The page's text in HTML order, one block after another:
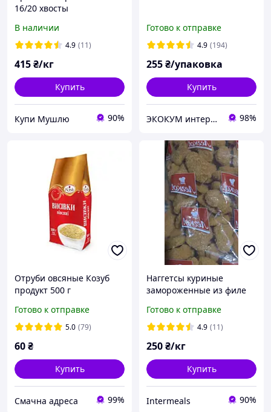
16/20 хвосты
В наличии
4.9 (11)
415₴/кг
Купить
Купи Мушлю 90%
Готово к отправке
4.9 (194)
255₴/упаковка
Купить
ЭКОКУМ интернет магазин 98%
Отруби овсяные Козуб
продукт 500 г
Готово к отправке
5.0 (79)
60₴
Купить
Смачна адреса 99%
Наггетсы куриные
замороженные из филе
Готово к отправке
4.9 (11)
250₴/кг
Купить
Intermeals 90%